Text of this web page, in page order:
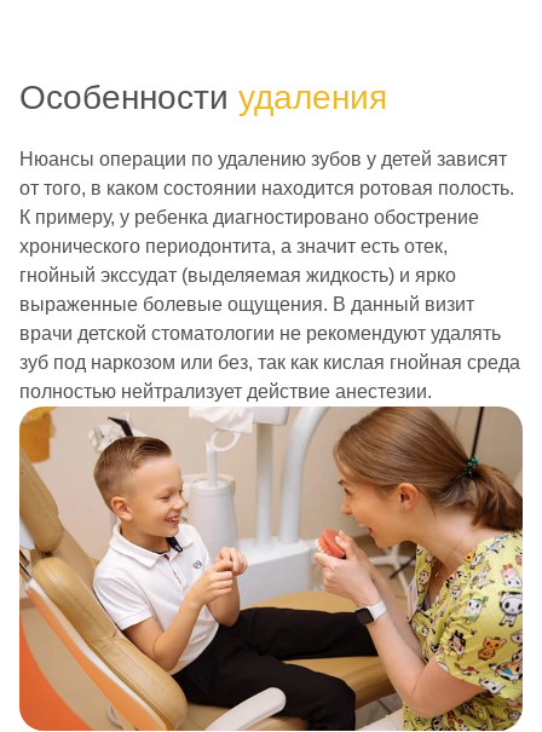
Особенности удаления
Нюансы операции по удалению зубов у детей зависят
от того, в каком состоянии находится ротовая полость.
К примеру, у ребенка диагностировано обострение
хронического периодонтита, а значит есть отек,
гнойный экссудат (выделяемая жидкость) и ярко
выраженные болевые ощущения. В данный визит
врачи детской стоматологии не рекомендуют удалять
зуб под наркозом или без, так как кислая гнойная среда
полностью нейтрализует действие анестезии.